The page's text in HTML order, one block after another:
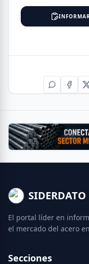
SIDERDATO
El portal líder en
el mercado del acero
Secciones